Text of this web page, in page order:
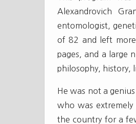
Alexandrovich
entomologist,
of 82 and left
pages, and a large
philosophy, history,
He was not a
who was
the country for a